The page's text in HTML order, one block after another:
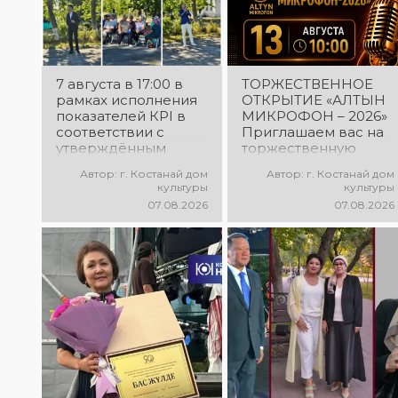
7 августа в 17:00 в
рамках исполнения
показателей КРІ в
соответствии с
утверждённым
выездной концерт
экологической
акции «Таза
Казахстан». в
Мендыкаринский
район (п. Красная
Пресня)
Автор: г. Костанай дом
культуры
07.08.2026
ТОРЖЕСТВЕННОЕ
ОТКРЫТИЕ «АЛТЫН
МИКРОФОН – 2026»
Приглашаем вас на
торжественную
открытия XXII
Международного
вокалистов «Алтын
микрофон – 2026»! В
этот день
талантливые
исполнители из
разных стран
встретятся на одной
площадке, чтобы
открыть яркий
праздник музыки и
творчества. Станьте
Автор: г. Костанай дом
культуры
07.08.2026